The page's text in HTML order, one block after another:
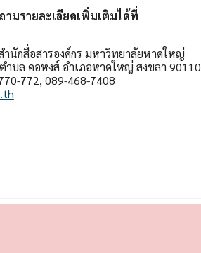
มรายละเอียดเพิ่มเติมได้ที่
นักสื่อสารองค์กร มหาวิทยาลัยหาดใหญ่
บล คอหงส์ อำเภอหาดใหญ่ สงขลา 90110
772, 089-468-7408